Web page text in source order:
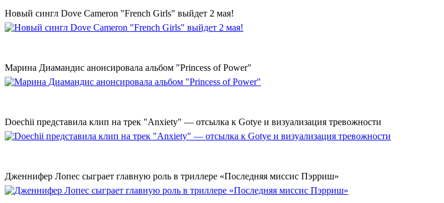
Новый сингл Dove Cameron "French Girls" выйдет 2 мая!
Марина Диамандис анонсировала альбом "Princess of Power"
Doechii представила клип на трек "Anxiety" — отсылка к Gotye и визуализация тревожности
Дженнифер Лопес сыграет главную роль в триллере «Последняя миссис Пэрриш»